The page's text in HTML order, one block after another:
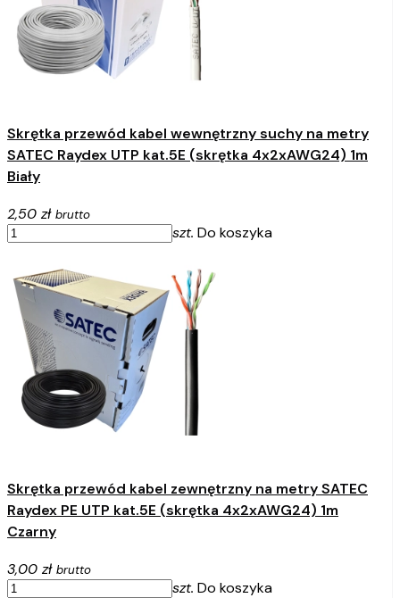
Skrętka przewód kabel wewnętrzny suchy na metry
SATEC Raydex UTP kat.5E (skrętka 4x2xAWG24) 1m
Biały
2,50 zł brutto
szt. Do koszyka
Skrętka przewód kabel zewnętrzny na metry SATEC
Raydex PE UTP kat.5E (skrętka 4x2xAWG24) 1m
Czarny
3,00 zł brutto
szt. Do koszyka